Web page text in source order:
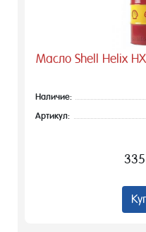
Масло Shell Helix
Наличие:
Артикул: